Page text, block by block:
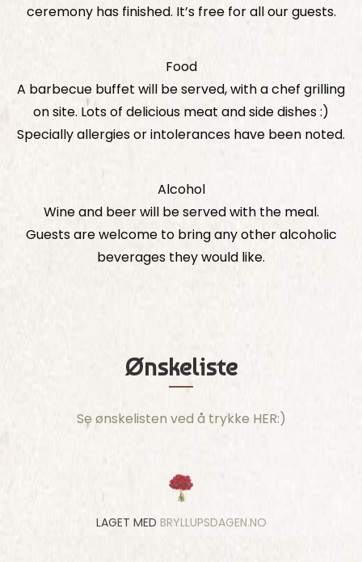
ceremony has finished. It’s free for all our guests.
Food
A barbecue buffet will be served, with a chef grilling
on site. Lots of delicious meat and side dishes :)
Specially allergies or intolerances have been noted.
Alcohol
Wine and beer will be served with the meal.
Guests are welcome to bring any other alcoholic
beverages they would like.
Ønskeliste
Se ønskelisten ved å trykke HER:)
LAGET MED BRYLLUPSDAGEN.NO